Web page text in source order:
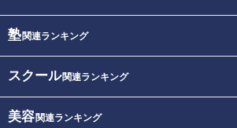
塾関連ランキング
スクール関連ランキング
美容関連ランキング